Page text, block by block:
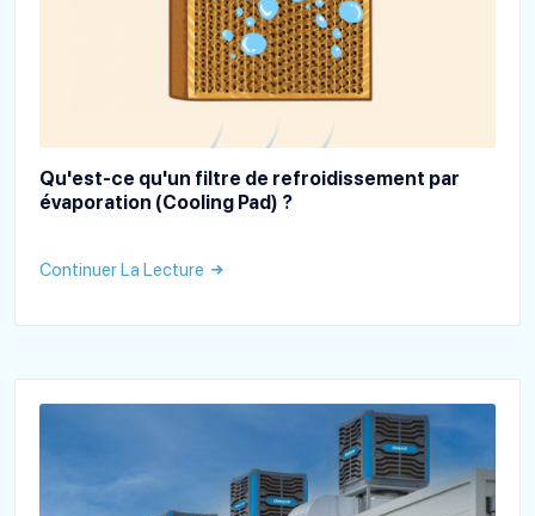
Qu'est-ce qu'un filtre de refroidissement par
évaporation (Cooling Pad) ?
Continuer La Lecture